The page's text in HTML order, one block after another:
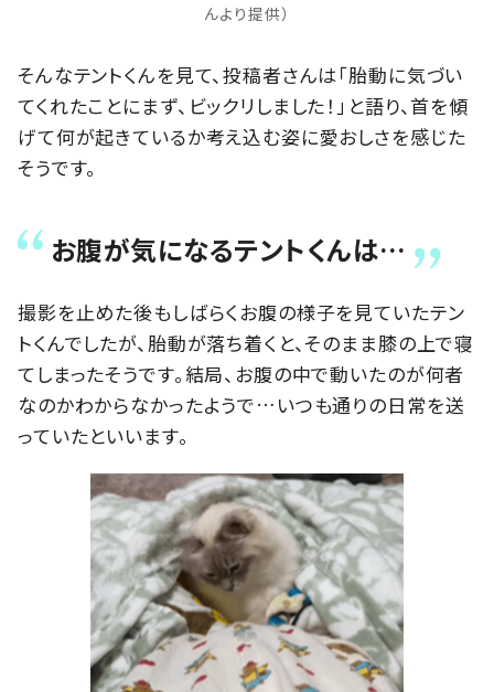
んより提供）
そんなテントくんを見て、投稿者さんは「胎動に気づい
てくれたことにまず、ビックリしました！」と語り、首を傾
げて何が起きているか考え込む姿に愛おしさを感じた
そうです。
お腹が気になるテントくんは…
撮影を止めた後もしばらくお腹の様子を見ていたテン
トくんでしたが、胎動が落ち着くと、そのまま膝の上で寝
てしまったそうです。結局、お腹の中で動いたのが何者
なのかわからなかったようで…いつも通りの日常を送
っていたといいます。